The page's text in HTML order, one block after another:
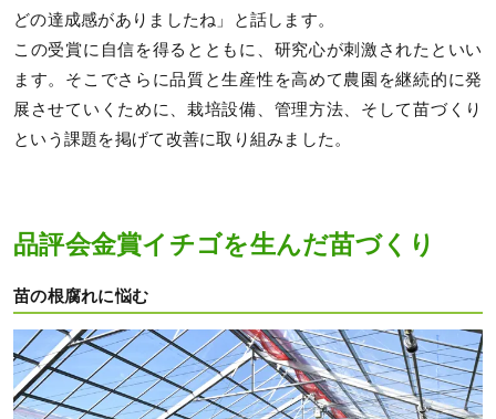
どの達成感がありましたね」と話します。
この受賞に自信を得るとともに、研究心が刺激されたといい
ます。そこでさらに品質と生産性を高めて農園を継続的に発
展させていくために、栽培設備、管理方法、そして苗づくり
という課題を掲げて改善に取り組みました。
品評会金賞イチゴを生んだ苗づくり
苗の根腐れに悩む